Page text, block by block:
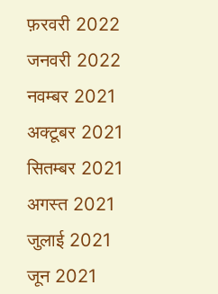
फ़रवरी 2022
जनवरी 2022
नवम्बर 2021
अक्टूबर 2021
सितम्बर 2021
अगस्त 2021
जुलाई 2021
जून 2021